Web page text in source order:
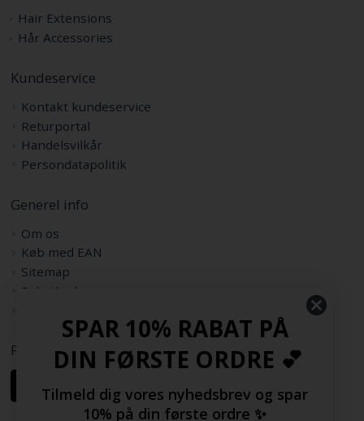
Hair Extensions
Hår Accessories
Kundeservice
Kontakt kundeservice
Returportal
Handelsvilkår
Persondatapolitik
Generel info
Om os
Køb med EAN
Sitemap
Rabatkode
Følg os her
SPAR 10% RABAT PÅ
DIN FØRSTE ORDRE 💕
Tilmeld dig vores nyhedsbrev og spar
10% på din første ordre ✨